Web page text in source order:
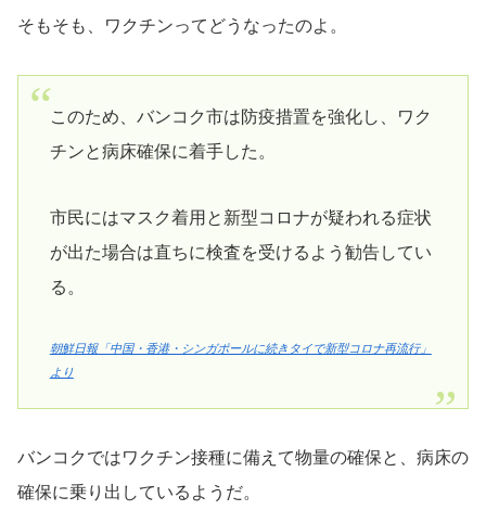
そもそも、ワクチンってどうなったのよ。
このため、バンコク市は防疫措置を強化し、ワク
チンと病床確保に着手した。
市民にはマスク着用と新型コロナが疑われる症状
が出た場合は直ちに検査を受けるよう勧告してい
る。
朝鮮日報「中国・香港・シンガポールに続きタイで新型コロナ再流行」
より
バンコクではワクチン接種に備えて物量の確保と、病床の
確保に乗り出しているようだ。